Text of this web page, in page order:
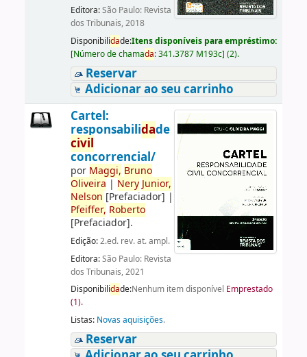
Editora:São Paulo: Revista
dos Tribunais, 2018
Disponibilidade:Itens disponíveis para empréstimo:
[Número de chamada:341.3787 M193c] (2).
Reservar
Adicionar ao seu carrinho
Cartel:
responsabilidade
civil
concorrencial/
por Maggi, Bruno
Oliveira | Nery Junior,
Nelson [Prefaciador] |
Pfeiffer, Roberto
[Prefaciador].
Edição:2.ed. rev. at. ampl.
Editora:São Paulo: Revista
dos Tribunais, 2021
Disponibilidade:Nenhum item disponível Emprestado
(1).
Listas: Novas aquisições.
Reservar